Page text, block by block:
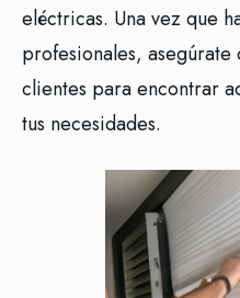
eléctricas. Una vez que
profesionales,
clientes para encontrar
tus necesidades.